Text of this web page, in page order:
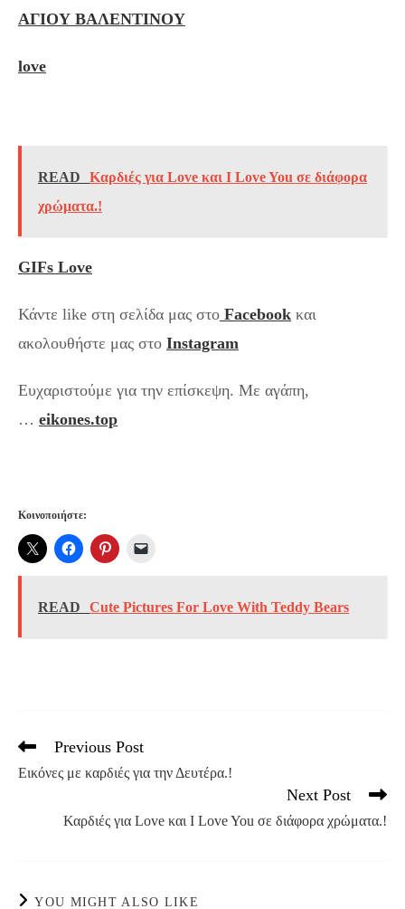
ΑΓΙΟΥ ΒΑΛΕΝΤΙΝΟΥ
love
READ
Καρδιές για Love και I Love You σε διάφορα
χρώματα.!
GIFs Love
Κάντε like στη σελίδα μας στο Facebook και
ακολουθήστε μας στο Instagram
Ευχαριστούμε για την επίσκεψη. Με αγάπη,
… eikones.top
Κοινοποιήστε:
READ Cute Pictures For Love With Teddy Bears
Read
articles
Previous Post
Εικόνες με καρδιές για την Δευτέρα.!
Next Post
Καρδιές για Love και I Love You σε διάφορα χρώματα.!
YOU MIGHT ALSO LIKE